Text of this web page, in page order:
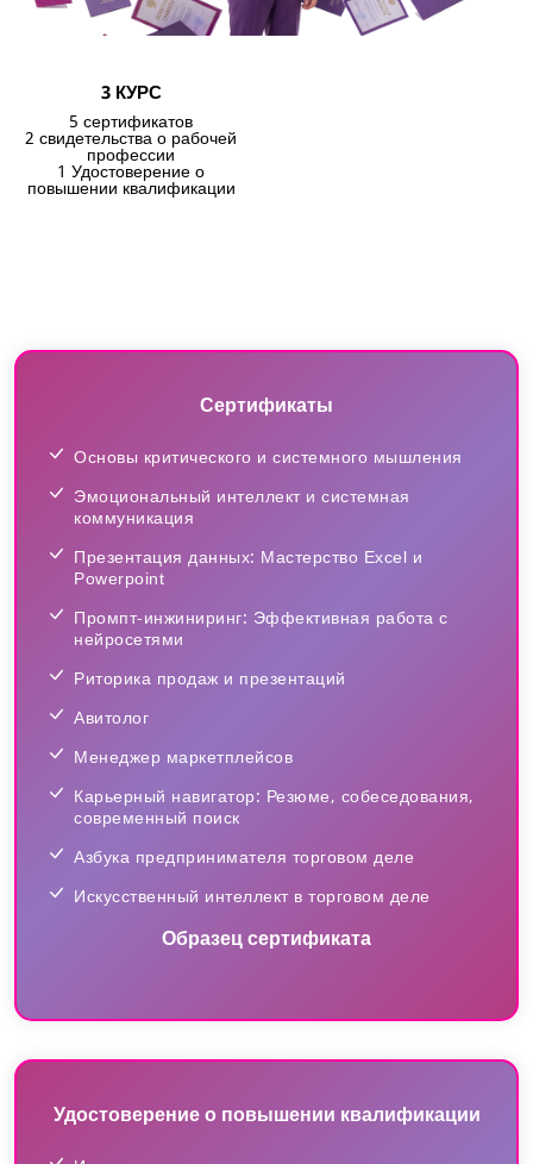
3 КУРС
5 сертификатов
2 свидетельства о рабочей
профессии
1 Удостоверение о
повышении квалификации
Сертификаты
Основы критического и системного мышления
Эмоциональный интеллект и системная
коммуникация
Презентация данных: Мастерство Excel и
Powerpoint
Промпт-инжиниринг: Эффективная работа с
нейросетями
Риторика продаж и презентаций
Авитолог
Менеджер маркетплейсов
Карьерный навигатор: Резюме, собеседования,
современный поиск
Азбука предпринимателя торговом деле
Искусственный интеллект в торговом деле
Образец сертификата
Удостоверение о повышении квалификации